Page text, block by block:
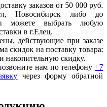
заказов от 50 000 руб.
Новосибирск либо до
можете выбрать любую
в г.Елец.
действующие при заказе
скидок на поставку товара:
накопительную скидку.
нам по телефону +7
через форму обратной